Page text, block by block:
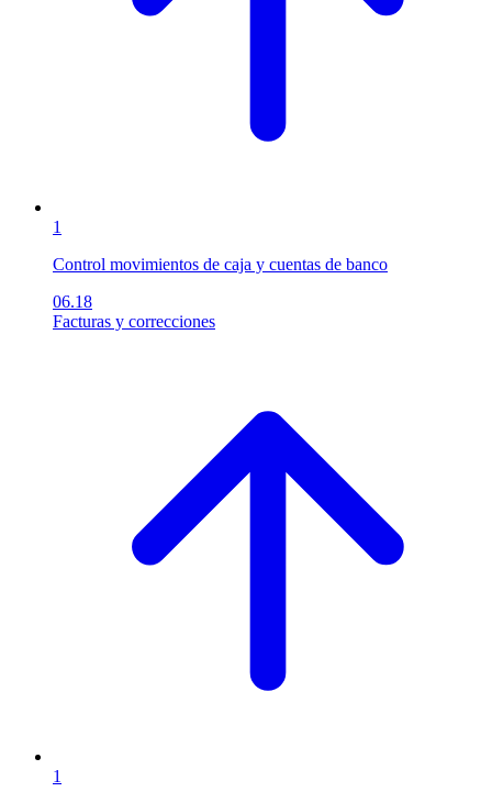
1
Control movimientos de caja y cuentas de banco
06.18
Facturas y correcciones
1